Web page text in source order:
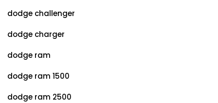
dodge challenger
dodge charger
dodge ram
dodge ram 1500
dodge ram 2500